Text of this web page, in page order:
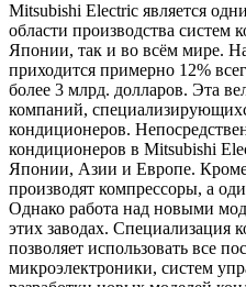
Mitsubishi Electric является
области производства систем
Японии, так и во всём мире. На
приходится примерно 12%
более 3 млрд. долларов. Эта
компаний,
кондиционеров.
кондиционеров в Mitsubishi
Японии, Азии и Европе. Кроме
производят компрессоры, а
Однако работа над новыми
этих заводах. Специализация
позволяет использовать все
микроэлектроники, систем